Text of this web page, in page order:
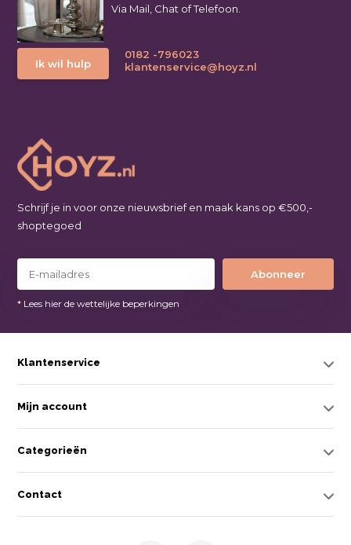
Via Mail, Chat of Telefoon.
Ik wil hulp
0182 -796023
klantenservice@hoyz.nl
Schrijf je in voor onze nieuwsbrief en maak kans op €500,-
shoptegoed
Abonneer
* Lees hier de wettelijke beperkingen
Klantenservice
Mijn account
Categorieën
Contact